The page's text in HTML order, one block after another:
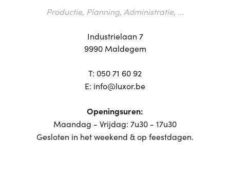
Productie, Planning, Administratie, ...
Industrielaan 7
9990 Maldegem
T: 050 71 60 92
E: info@luxor.be
Openingsuren:
Maandag - Vrijdag: 7u30 - 17u30
Gesloten in het weekend & op feestdagen.